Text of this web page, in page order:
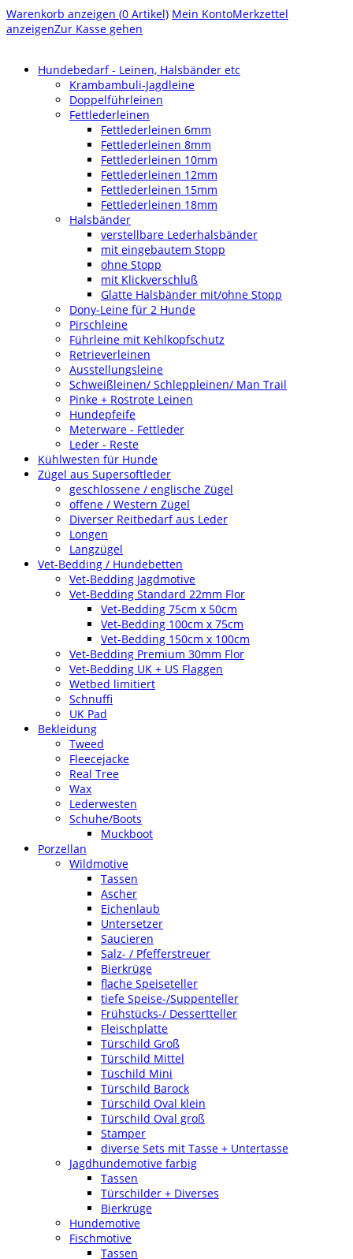
Warenkorb anzeigen (0 Artikel) Mein KontoMerkzettel
anzeigenZur Kasse gehen
Hundebedarf - Leinen, Halsbänder etc
Krambambuli-Jagdleine
Doppelführleinen
Fettlederleinen
Fettlederleinen 6mm
Fettlederleinen 8mm
Fettlederleinen 10mm
Fettlederleinen 12mm
Fettlederleinen 15mm
Fettlederleinen 18mm
Halsbänder
verstellbare Lederhalsbänder
mit eingebautem Stopp
ohne Stopp
mit Klickverschluß
Glatte Halsbänder mit/ohne Stopp
Dony-Leine für 2 Hunde
Pirschleine
Führleine mit Kehlkopfschutz
Retrieverleinen
Ausstellungsleine
Schweißleinen/ Schleppleinen/ Man Trail
Pinke + Rostrote Leinen
Hundepfeife
Meterware - Fettleder
Leder - Reste
Kühlwesten für Hunde
Zügel aus Supersoftleder
geschlossene / englische Zügel
offene / Western Zügel
Diverser Reitbedarf aus Leder
Longen
Langzügel
Vet-Bedding / Hundebetten
Vet-Bedding Jagdmotive
Vet-Bedding Standard 22mm Flor
Vet-Bedding 75cm x 50cm
Vet-Bedding 100cm x 75cm
Vet-Bedding 150cm x 100cm
Vet-Bedding Premium 30mm Flor
Vet-Bedding UK + US Flaggen
Wetbed limitiert
Schnuffi
UK Pad
Bekleidung
Tweed
Fleecejacke
Real Tree
Wax
Lederwesten
Schuhe/Boots
Muckboot
Porzellan
Wildmotive
Tassen
Ascher
Eichenlaub
Untersetzer
Saucieren
Salz- / Pfefferstreuer
Bierkrüge
flache Speiseteller
tiefe Speise-/Suppenteller
Frühstücks-/ Dessertteller
Fleischplatte
Türschild Groß
Türschild Mittel
Tüschild Mini
Türschild Barock
Türschild Oval klein
Türschild Oval groß
Stamper
diverse Sets mit Tasse + Untertasse
Jagdhundemotive farbig
Tassen
Türschilder + Diverses
Bierkrüge
Hundemotive
Fischmotive
Tassen